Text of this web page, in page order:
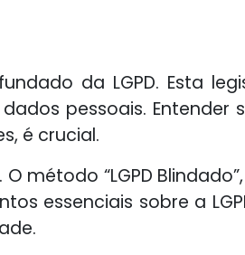
da LGPD. Esta
pessoais. Entender
é crucial.
“LGPD
essenciais sobre a